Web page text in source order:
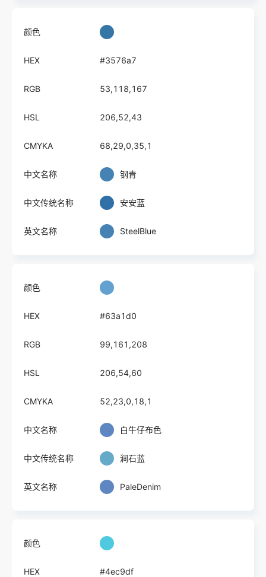
颜色
HEX #3576a7
RGB 53,118,167
HSL 206,52,43
CMYKA 68,29,0,35,1
中文名称 钢青
中文传统名称 安安蓝
英文名称 SteelBlue
颜色
HEX #63a1d0
RGB 99,161,208
HSL 206,54,60
CMYKA 52,23,0,18,1
中文名称 白牛仔布色
中文传统名称 涧石蓝
英文名称 PaleDenim
颜色
HEX #4ec9df